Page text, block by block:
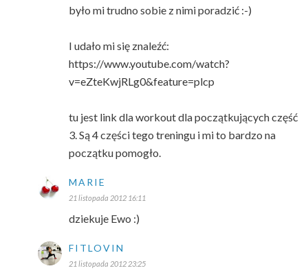
było mi trudno sobie z nimi poradzić :-)
I udało mi się znaleźć:
https://www.youtube.com/watch?
v=eZteKwjRLg0&feature=plcp
tu jest link dla workout dla początkujących część
3. Są 4 części tego treningu i mi to bardzo na
początku pomogło.
MARIE
21 listopada 2012 16:11
dziekuje Ewo :)
FITLOVIN
21 listopada 2012 23:25